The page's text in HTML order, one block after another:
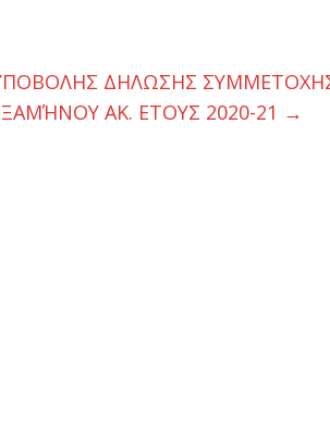
ΔΗΛΩΣΗΣ
ΑΚ. ΕΤΟΥΣ 2020-21 →